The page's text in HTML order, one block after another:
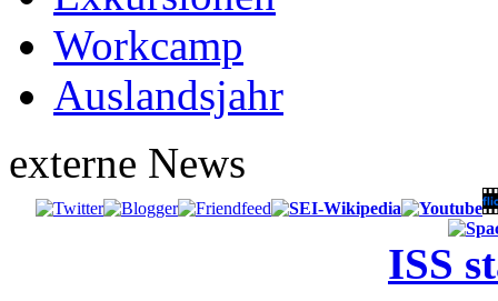
Workcamp
Auslandsjahr
externe News
ISS